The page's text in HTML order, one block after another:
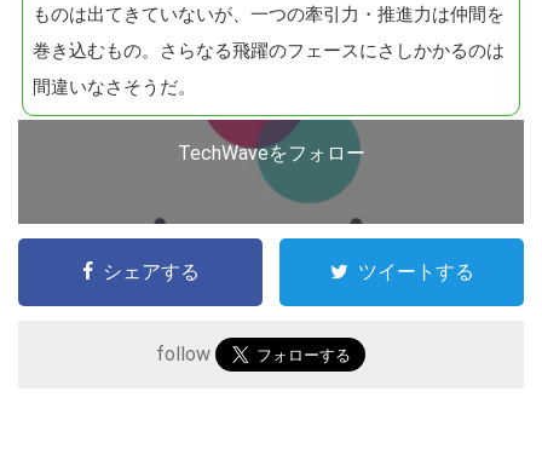
ものは出てきていないが、一つの牽引力・推進力は仲間を
巻き込むもの。さらなる飛躍のフェースにさしかかるのは
間違いなさそうだ。
TechWaveをフォロー
シェアする ツイートする
follow
イ
ト
を
る